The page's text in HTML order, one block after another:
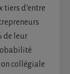
tiers d’entre
de leur
collégiale